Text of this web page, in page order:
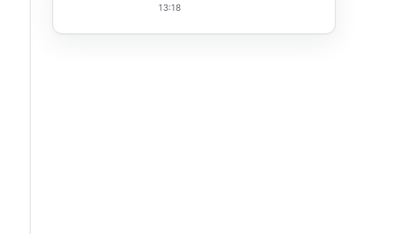
13:18